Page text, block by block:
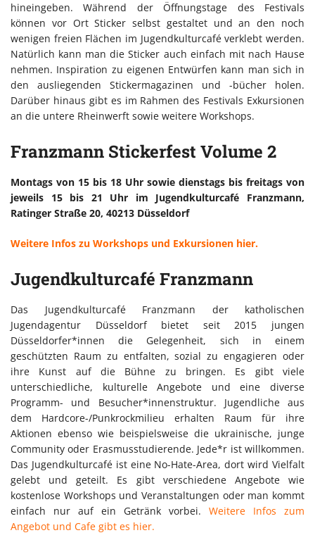
hineingeben. Während der Öffnungstage des Festivals
können vor Ort Sticker selbst gestaltet und an den noch
wenigen freien Flächen im Jugendkulturcafé verklebt werden.
Natürlich kann man die Sticker auch einfach mit nach Hause
nehmen. Inspiration zu eigenen Entwürfen kann man sich in
den ausliegenden Stickermagazinen und -bücher holen.
Darüber hinaus gibt es im Rahmen des Festivals Exkursionen
an die untere Rheinwerft sowie weitere Workshops.
Franzmann Stickerfest Volume 2
Montags von 15 bis 18 Uhr sowie dienstags bis freitags von
jeweils 15 bis 21 Uhr im Jugendkulturcafé Franzmann,
Ratinger Straße 20, 40213 Düsseldorf
Weitere Infos zu Workshops und Exkursionen hier.
Jugendkulturcafé Franzmann
Das Jugendkulturcafé Franzmann der katholischen
Jugendagentur Düsseldorf bietet seit 2015 jungen
Düsseldorfer*innen die Gelegenheit, sich in einem
geschützten Raum zu entfalten, sozial zu engagieren oder
ihre Kunst auf die Bühne zu bringen. Es gibt viele
unterschiedliche, kulturelle Angebote und eine diverse
Programm- und Besucher*innenstruktur. Jugendliche aus
dem Hardcore-/Punkrockmilieu erhalten Raum für ihre
Aktionen ebenso wie beispielsweise die ukrainische, junge
Community oder Erasmusstudierende. Jede*r ist willkommen.
Das Jugendkulturcafé ist eine No-Hate-Area, dort wird Vielfalt
gelebt und geteilt. Es gibt verschiedene Angebote wie
kostenlose Workshops und Veranstaltungen oder man kommt
einfach nur auf ein Getränk vorbei. Weitere Infos zum
Angebot und Cafe gibt es hier.